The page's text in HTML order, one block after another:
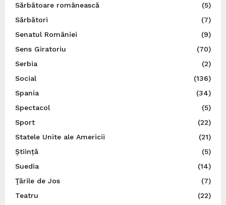
Sărbătoare românească
(5)
Sărbători
(7)
Senatul României
(9)
Sens Giratoriu
(70)
Serbia
(2)
Social
(136)
Spania
(34)
Spectacol
(5)
Sport
(22)
Statele Unite ale Americii
(21)
Știință
(5)
Suedia
(14)
Ţările de Jos
(7)
Teatru
(22)